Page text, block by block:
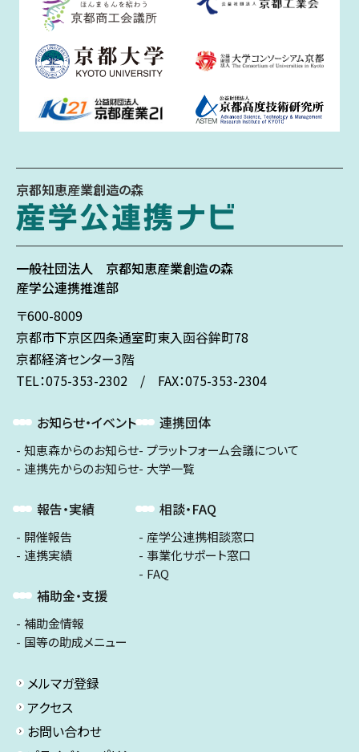
京都知恵産業創造の森
一般社団法人 京都知恵産業創造の森
産学公連携推進部
〒600-8009
京都市下京区四条通室町東入函谷鉾町78
京都経済センター3階
TEL：075-353-2302 / FAX：075-353-2304
お知らせ・イベント
知恵森からのお知らせ
連携先からのお知らせ
報告・実績
開催報告
連携実績
補助金・支援
補助金情報
国等の助成メニュー
連携団体
プラットフォーム会議について
大学一覧
相談・FAQ
産学公連携相談窓口
事業化サポート窓口
FAQ
メルマガ登録
アクセス
お問い合わせ